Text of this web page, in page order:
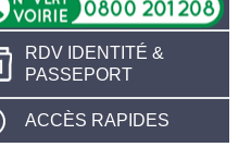
RDV IDENTITÉ &
PASSEPORT
ACCÈS RAPIDES